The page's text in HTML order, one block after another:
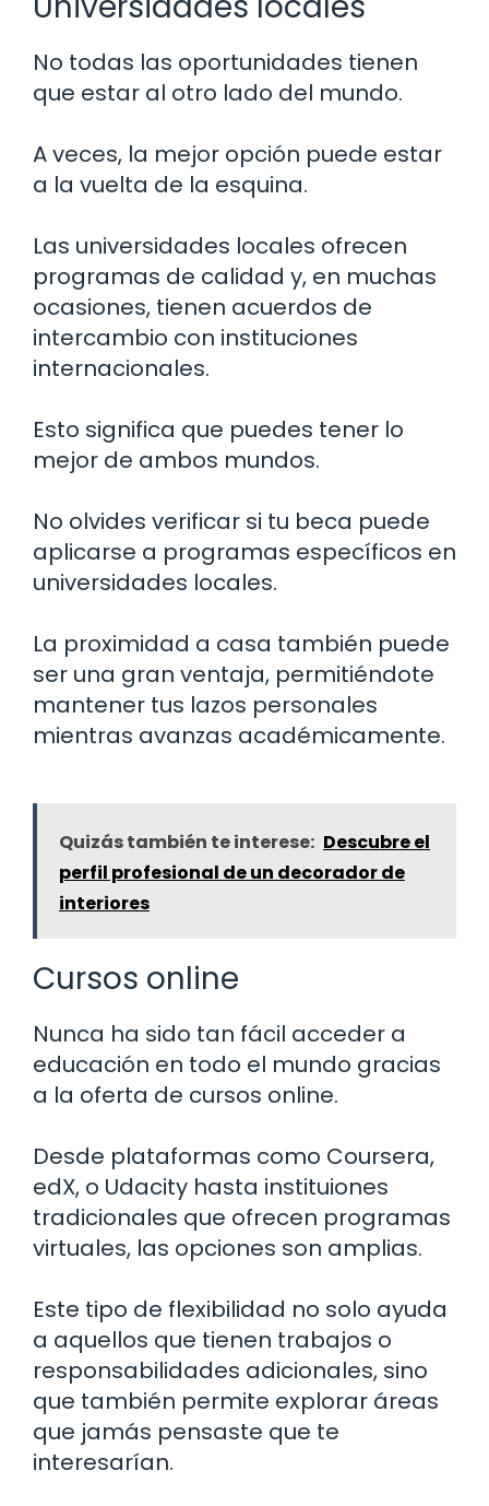
No todas las oportunidades tienen
que estar al otro lado del mundo.
A veces, la mejor opción puede estar
a la vuelta de la esquina.
Las universidades locales ofrecen
programas de calidad y, en muchas
ocasiones, tienen acuerdos de
intercambio con instituciones
internacionales.
Esto significa que puedes tener lo
mejor de ambos mundos.
No olvides verificar si tu beca puede
aplicarse a programas específicos en
universidades locales.
La proximidad a casa también puede
ser una gran ventaja, permitiéndote
mantener tus lazos personales
mientras avanzas académicamente.
Quizás también te interese: Descubre el
perfil profesional de un decorador de
interiores
Cursos online
Nunca ha sido tan fácil acceder a
educación en todo el mundo gracias
a la oferta de cursos online.
Desde plataformas como Coursera,
edX, o Udacity hasta instituiones
tradicionales que ofrecen programas
virtuales, las opciones son amplias.
Este tipo de flexibilidad no solo ayuda
a aquellos que tienen trabajos o
responsabilidades adicionales, sino
que también permite explorar áreas
que jamás pensaste que te
interesarían.